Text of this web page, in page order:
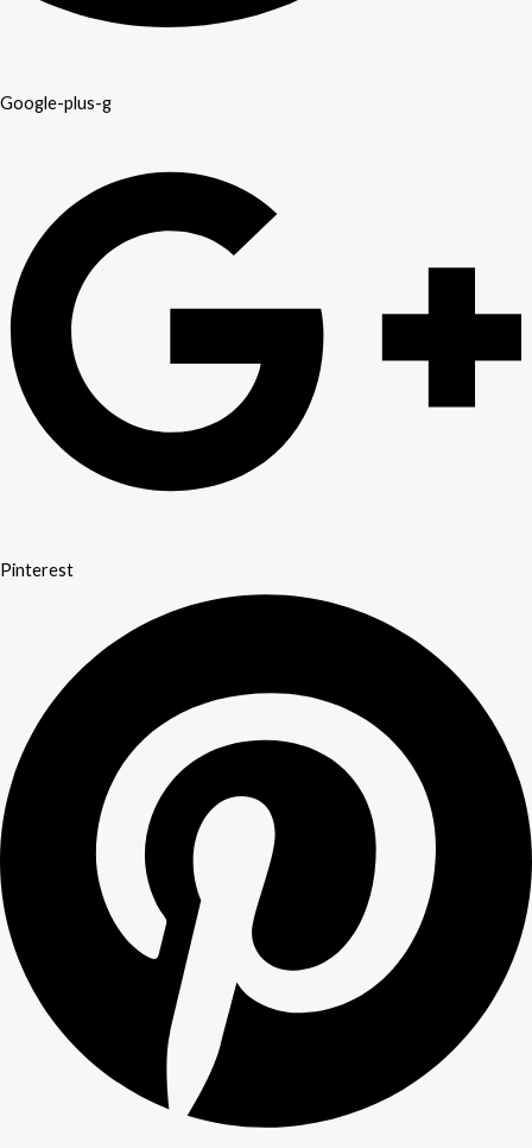
Google-plus-g
Pinterest